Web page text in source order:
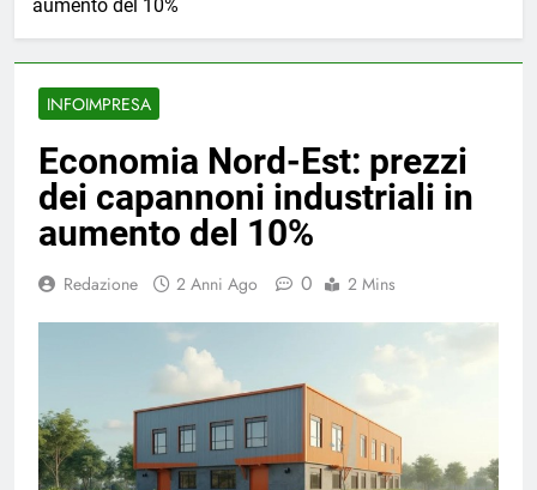
aumento del 10%
INFOIMPRESA
Economia Nord-Est: prezzi
dei capannoni industriali in
aumento del 10%
Redazione 2 Anni Ago 0 2 Mins